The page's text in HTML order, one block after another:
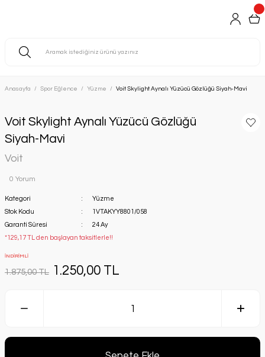
Anasayfa Spor Eğlence Yüzme Voit Skylight Aynalı Yüzücü Gözlüğü Siyah-Mavi
Voit Skylight Aynalı Yüzücü Gözlüğü
Siyah-Mavi
Voit
0 Yorum
Kategori
Yüzme
Stok Kodu
1VTAKYY8801/058
Garanti Süresi
24 Ay
*129,17 TL den başlayan taksitlerle!!
İNDİRİMLİ
1.875,00 TL 1.250,00 TL